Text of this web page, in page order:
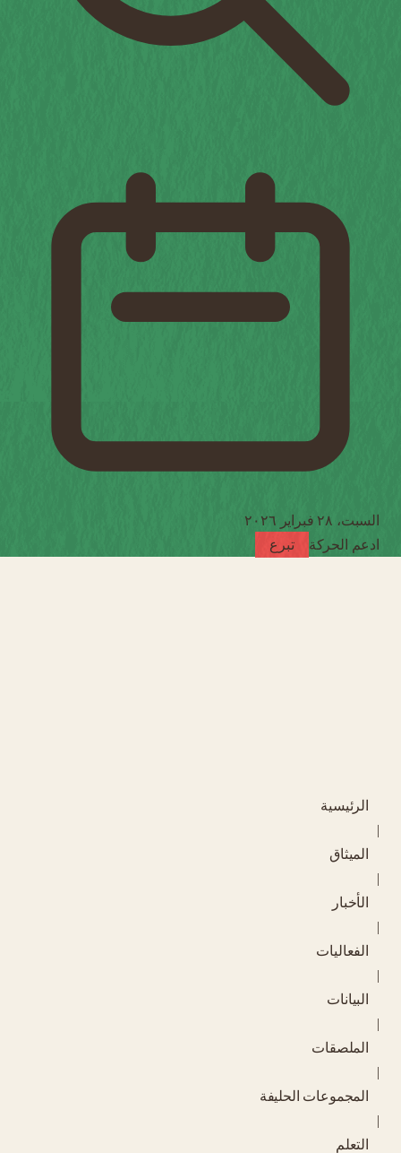
السبت، ٢٨ فبراير ٢٠٢٦
ادعم الحركة
تبرع
الرئيسية
|
الميثاق
|
الأخبار
|
الفعاليات
|
البيانات
|
الملصقات
|
المجموعات الحليفة
|
التعلم